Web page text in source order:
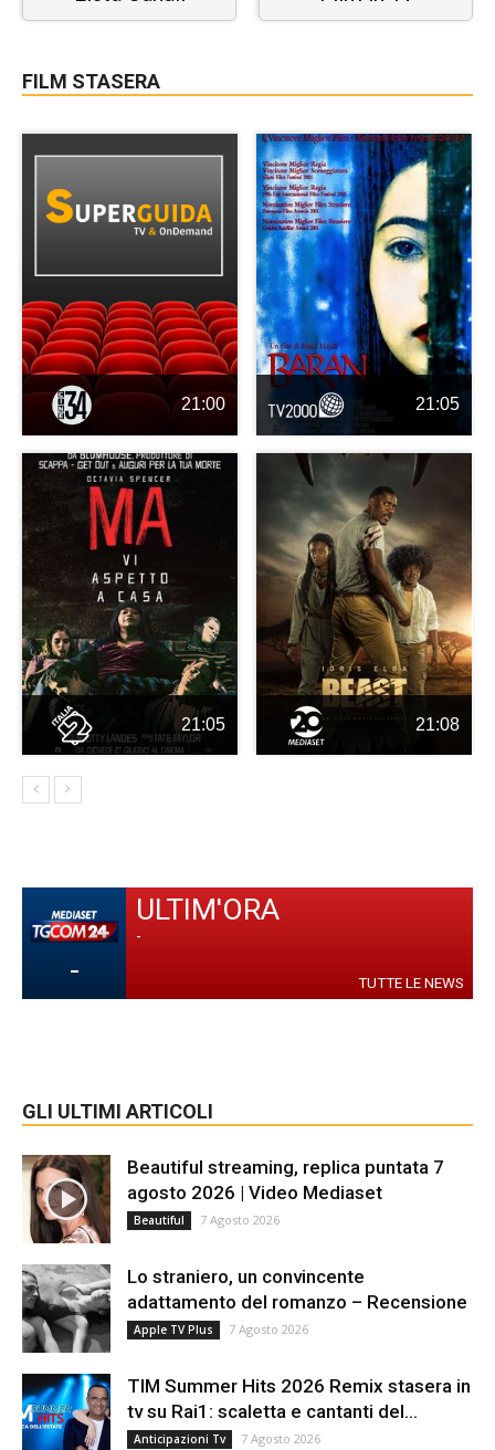
FILM STASERA
21:00 21:05
21:05 21:08
-
ULTIM'ORA
-
TUTTE LE NEWS
GLI ULTIMI ARTICOLI
Beautiful streaming, replica puntata 7
agosto 2026 | Video Mediaset
Beautiful 7 Agosto 2026
Lo straniero, un convincente
adattamento del romanzo – Recensione
Apple TV Plus 7 Agosto 2026
TIM Summer Hits 2026 Remix stasera in
tv su Rai1: scaletta e cantanti del...
Anticipazioni Tv 7 Agosto 2026